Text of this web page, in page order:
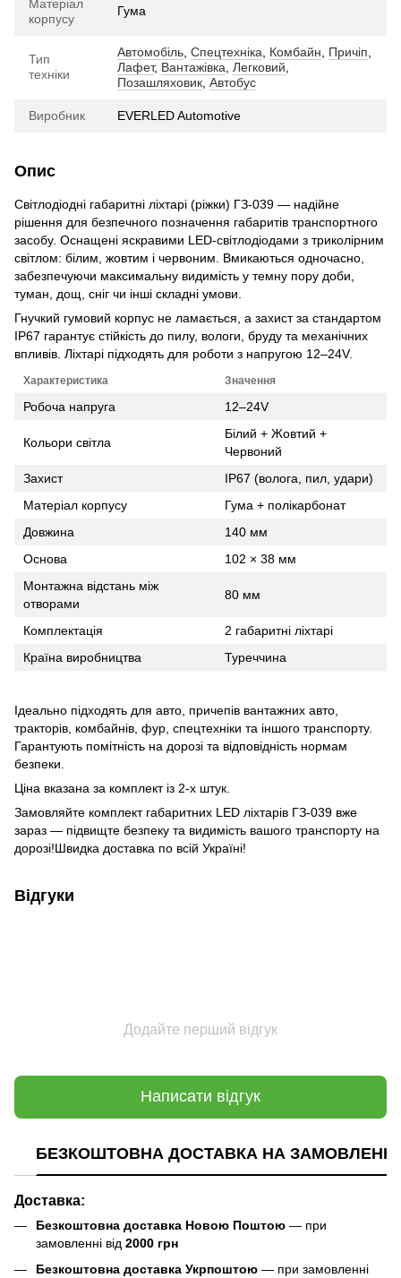
Матеріал
корпусу
Гума
Тип
техніки
Автомобіль Спецтехніка Комбайн Причіп
Лафет, Вантажівка Легковий
Позашляховик Автобус
Виробник EVERLED Automotive
Опис
Світлодіодні габаритні ліхтарі (ріжки) ГЗ-039 — надійне
рішення для безпечного позначення габаритів транспортного
засобу. Оснащені яскравими LED-світлодіодами з триколірним
світлом: білим, жовтим і червоним. Вмикаються одночасно,
забезпечуючи максимальну видимість у темну пору доби,
туман, дощ, сніг чи інші складні умови.
Гнучкий гумовий корпус не ламається, а захист за стандартом
IP67 гарантує стійкість до пилу, вологи, бруду та механічних
впливів. Ліхтарі підходять для роботи з напругою 12–24V.
Характеристика Значення
Робоча напруга 12–24V
Кольори світла
Білий + Жовтий +
Червоний
Захист
IP67 (волога, пил, удари)
Матеріал корпусу
Гума + полікарбонат
Довжина
140 мм
Основа
102 × 38 мм
Монтажна відстань між
отворами
80 мм
Комплектація
2 габаритні ліхтарі
Країна виробництва
Туреччина
Ідеально підходять для авто, причепів вантажних авто,
тракторів, комбайнів, фур, спецтехніки та іншого транспорту.
Гарантують помітність на дорозі та відповідність нормам
безпеки.
Ціна вказана за комплект із 2-х штук.
Замовляйте комплект габаритних LED ліхтарів ГЗ-039 вже
зараз — підвищте безпеку та видимість вашого транспорту на
дорозі!Швидка доставка по всій Україні!
Відгуки
Додайте перший відгук
Написати відгук
БЕЗКОШТОВНА ДОСТАВКА НА ЗАМОВЛЕННЯ
Доставка:
Безкоштовна доставка Новою Поштою — при
замовленні від 2000 грн
Безкоштовна доставка Укрпоштою — при замовленні